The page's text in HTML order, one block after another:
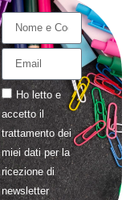
Ho letto e
accetto il
trattamentodei
miei dati per la
ricezione di
newsletter